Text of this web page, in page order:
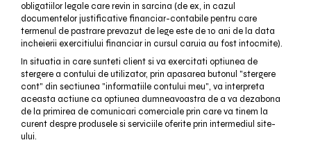
obligatiilor legale care revin in sarcina (de ex, in cazul
documentelor justificative financiar-contabile pentru care
termenul de pastrare prevazut de lege este de 10 ani de la data
incheierii exercitiului financiar in cursul caruia au fost intocmite).
In situatia in care sunteti client si va exercitati optiunea de
stergere a contului de utilizator, prin apasarea butonul "stergere
cont" din sectiunea "informatiile contului meu", va interpreta
aceasta actiune ca optiunea dumneavoastra de a va dezabona
de la primirea de comunicari comerciale prin care va tinem la
curent despre produsele si serviciile oferite prin intermediul site-
ului.